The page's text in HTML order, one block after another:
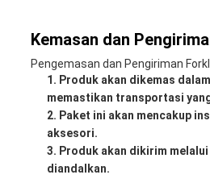
Kemasan dan
Pengemasan dan Pengiriman
Produk akan dikemas
memastikan transportasi
Paket ini akan mencakup
aksesori.
Produk akan dikirim
diandalkan.